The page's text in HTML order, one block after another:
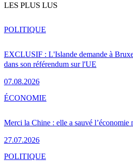
LES PLUS LUS
EXCLUSIF : L'Islande demande à
dans son référendum sur l'UE
07.08.2026
POLITIQUE
Merci la Chine : elle a sauvé l’économie
27.07.2026
ÉCONOMIE
POLITIQUE